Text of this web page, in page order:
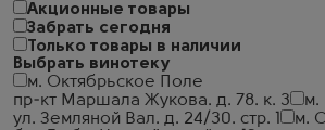
Акционные товары
Забрать сегодня
Только товары в наличии
Выбрать винотеку
м. Октябрьское Поле
пр-кт Маршала Жукова. д. 78. к. 3
м.
ул. Земляной Вал. д. 24/30. стр. 1
м.